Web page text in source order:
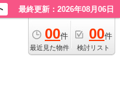
最終更新：2026年08月06日
00件
最近見た物件
00件
検討リスト